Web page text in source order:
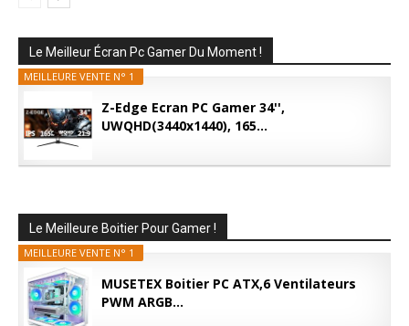
Le Meilleur Écran Pc Gamer Du Moment !
MEILLEURE VENTE N° 1
Z-Edge Ecran PC Gamer 34'',
UWQHD(3440x1440), 165...
Le Meilleure Boitier Pour Gamer !
MEILLEURE VENTE N° 1
MUSETEX Boitier PC ATX,6 Ventilateurs
PWM ARGB...